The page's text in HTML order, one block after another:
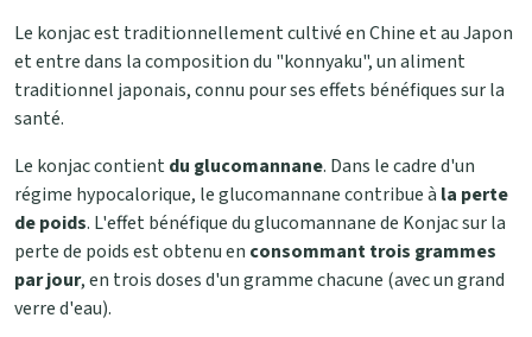
Le konjac est traditionnellement cultivé en Chine et au Japon
et entre dans la composition du "konnyaku", un aliment
traditionnel japonais, connu pour ses effets bénéfiques sur la
santé.
Le konjac contientdu glucomannane. Dans le cadre d'un
régime hypocalorique, le glucomannane contribue à la perte
de poids. L'effet bénéfique du glucomannane de Konjac sur la
perte de poids est obtenu en consommant trois grammes
par jour, en trois doses d'un gramme chacune (avec un grand
verre d'eau).